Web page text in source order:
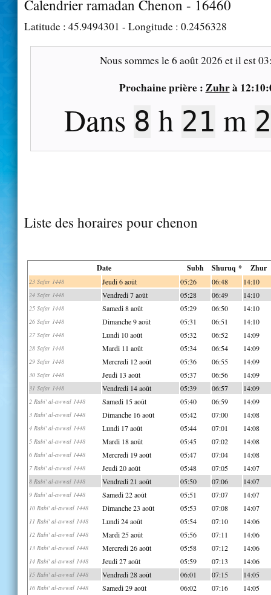
Calendrier ramadan Chenon - 16460
Latitude : 45.9494301 - Longitude : 0.2456328
Nous sommes le6 août 2026 et il est
Prochaine prière : Zuhrà
Dans 8 h 21 m
Liste des horaires pour chenon
Date Subh Shuruq * Zhur
23 Safar 1448 Jeudi 6 août 05:26 06:48 14:10
24 Safar 1448 Vendredi 7 août 05:28 06:49 14:10
25 Safar 1448 Samedi 8 août 05:29 06:50 14:10
26 Safar 1448 Dimanche 9 août 05:31 06:51 14:10
27 Safar 1448 Lundi 10 août 05:32 06:52 14:09
28 Safar 1448 Mardi 11 août 05:34 06:54 14:09
29 Safar 1448 Mercredi 12 août 05:36 06:55 14:09
30 Safar 1448 Jeudi 13 août 05:37 06:56 14:09
31 Safar 1448 Vendredi 14 août 05:39 06:57 14:09
2 Rabi' al-awwal 1448 Samedi 15 août 05:40 06:59 14:09
3 Rabi' al-awwal 1448 Dimanche 16 août 05:42 07:00 14:08
4 Rabi' al-awwal 1448 Lundi 17 août 05:44 07:01 14:08
5 Rabi' al-awwal 1448 Mardi 18 août 05:45 07:02 14:08
6 Rabi' al-awwal 1448 Mercredi 19 août 05:47 07:04 14:08
7 Rabi' al-awwal 1448 Jeudi 20 août 05:48 07:05 14:07
8 Rabi' al-awwal 1448 Vendredi 21 août 05:50 07:06 14:07
9 Rabi' al-awwal 1448 Samedi 22 août 05:51 07:07 14:07
10 Rabi' al-awwal 1448 Dimanche 23 août 05:53 07:08 14:07
11 Rabi' al-awwal 1448 Lundi 24 août 05:54 07:10 14:06
12 Rabi' al-awwal 1448 Mardi 25 août 05:56 07:11 14:06
13 Rabi' al-awwal 1448 Mercredi 26 août 05:58 07:12 14:06
14 Rabi' al-awwal 1448 Jeudi 27 août 05:59 07:13 14:06
15 Rabi' al-awwal 1448 Vendredi 28 août 06:01 07:15 14:05
16 Rabi' al-awwal 1448 Samedi 29 août 06:02 07:16 14:05